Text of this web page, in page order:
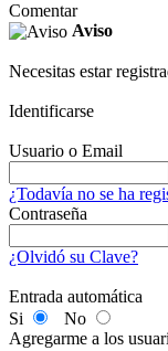
Comentar
Aviso
Necesitas estar
Identificarse
Usuario o Email
¿Todavía no se ha
Contraseña
¿Olvidó su Clave?
Entrada automática
Si
No
Agregarme a los